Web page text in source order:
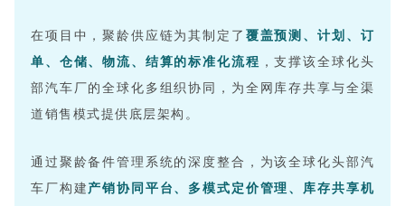
在项目中，聚龄供应链为其制定了 覆盖预测、计划、订
单、仓储、物流、结算的标准化流程 ，支撑该全球化头
部汽车厂的全球化多组织协同，为全网库存共享与全渠
道销售模式提供底层架构。
通过聚龄备件管理系统的深度整合，为该全球化头部汽
车厂构建 产销协同平台、多模式定价管理、库存共享机